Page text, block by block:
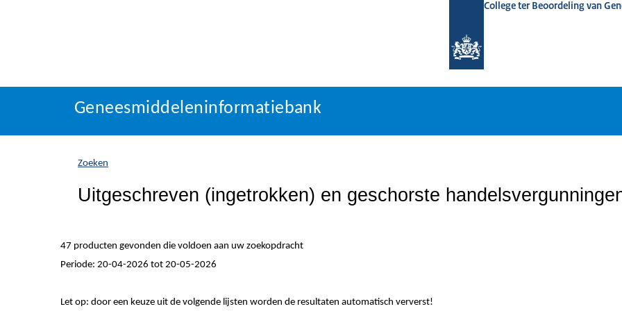
College ter Beoordeling van
Geneesmiddeleninformatiebank
U
zich
hier:
Geneesmiddeleninformatiebank
Zoeken
Uitgeschreven (ingetrokken) en geschorste
47 producten gevonden die voldoen aan uw zoekopdracht
Periode: 20-04-2026 tot 20-05-2026
Let op: door een keuze uit de volgende lijsten worden de resultaten automatisch ververst!